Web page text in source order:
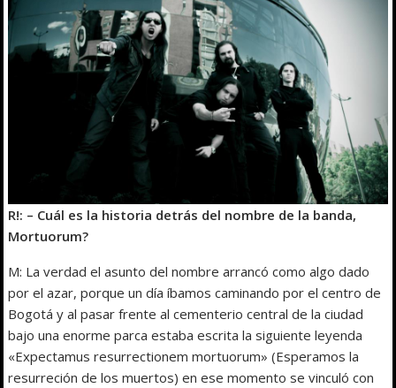
R!: – Cuál es la historia detrás del nombre de la banda,
Mortuorum?
M: La verdad el asunto del nombre arrancó como algo dado
por el azar, porque un día íbamos caminando por el centro de
Bogotá y al pasar frente al cementerio central de la ciudad
bajo una enorme parca estaba escrita la siguiente leyenda
«Expectamus resurrectionem mortuorum» (Esperamos la
resurreción de los muertos) en ese momento se vinculó con